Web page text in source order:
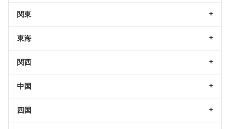
関東
東海
関西
中国
四国